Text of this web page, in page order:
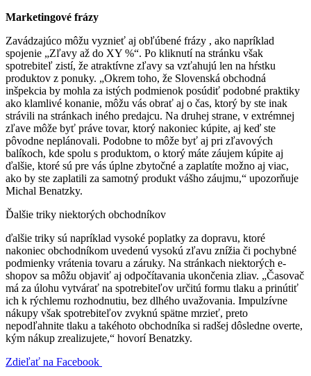
Marketingové frázy
Zavádzajúco môžu vyznieť aj obľúbené frázy , ako napríklad
spojenie „Zľavy až do XY %“. Po kliknutí na stránku však
spotrebiteľ zistí, že atraktívne zľavy sa vzťahujú len na hŕstku
produktov z ponuky. „Okrem toho, že Slovenská obchodná
inšpekcia by mohla za istých podmienok posúdiť podobné praktiky
ako klamlivé konanie, môžu vás obrať aj o čas, ktorý by ste inak
strávili na stránkach iného predajcu. Na druhej strane, v extrémnej
zľave môže byť práve tovar, ktorý nakoniec kúpite, aj keď ste
pôvodne neplánovali. Podobne to môže byť aj pri zľavových
balíkoch, kde spolu s produktom, o ktorý máte záujem kúpite aj
ďalšie, ktoré sú pre vás úplne zbytočné a zaplatíte možno aj viac,
ako by ste zaplatili za samotný produkt vášho záujmu,“ upozorňuje
Michal Benatzky.
Ďalšie triky niektorých obchodníkov
ďalšie triky sú napríklad vysoké poplatky za dopravu, ktoré
nakoniec obchodníkom uvedenú vysokú zľavu znížia či pochybné
podmienky vrátenia tovaru a záruky. Na stránkach niektorých e-
shopov sa môžu objaviť aj odpočítavania ukončenia zliav. „Časovač
má za úlohu vytvárať na spotrebiteľov určitú formu tlaku a prinútiť
ich k rýchlemu rozhodnutiu, bez dlhého uvažovania. Impulzívne
nákupy však spotrebiteľov zvyknú spätne mrzieť, preto
nepodľahnite tlaku a takéhoto obchodníka si radšej dôsledne overte,
kým nákup zrealizujete,“ hovorí Benatzky.
Zdieľať na Facebook